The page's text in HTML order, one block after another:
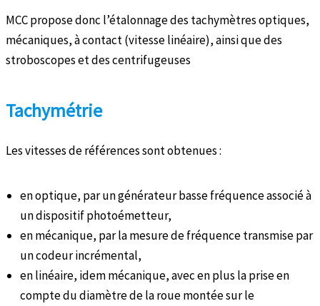
MCC propose donc l’étalonnage des tachymètres optiques,
mécaniques, à contact (vitesse linéaire), ainsi que des
stroboscopes et des centrifugeuses
Tachymétrie
Les vitesses de références sont obtenues :
en optique, par un générateur basse fréquence associé à
un dispositif photoémetteur,
en mécanique, par la mesure de fréquence transmise par
un codeur incrémental,
en linéaire, idem mécanique, avec en plus la prise en
compte du diamètre de la roue montée sur le